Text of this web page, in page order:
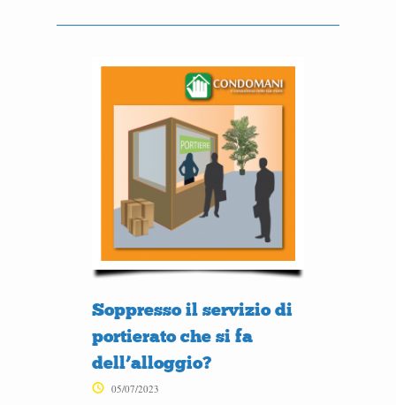
Soppresso il servizio di
portierato che si fa
dell’alloggio?
05/07/2023